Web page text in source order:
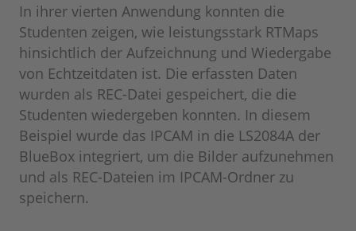
In ihrer vierten Anwendung konnten die
Studenten zeigen, wie leistungsstark RTMaps
hinsichtlich der Aufzeichnung und Wiedergabe
von Echtzeitdaten ist. Die erfassten Daten
wurden als REC-Datei gespeichert, die die
Studenten wiedergeben konnten. In diesem
Beispiel wurde das IPCAM in die LS2084A der
BlueBox integriert, um die Bilder aufzunehmen
und als REC-Dateien im IPCAM-Ordner zu
speichern.